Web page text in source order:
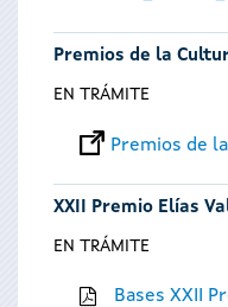
Premios de la
EN TRÁMITE
Premios de
XXII Premio Elías
EN TRÁMITE
Bases XXII